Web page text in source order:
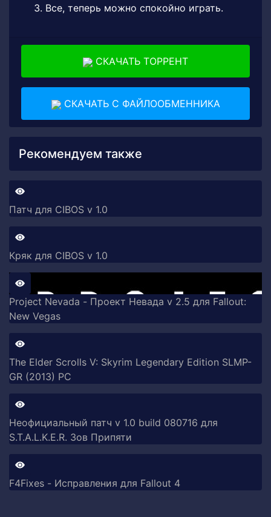
Все, теперь можно спокойно играть.
СКАЧАТЬ ТОРРЕНТ
СКАЧАТЬ С ФАЙЛООБМЕННИКА
Рекомендуем также
Патч для CIBOS v 1.0
Кряк для CIBOS v 1.0
Project Nevada - Проект Невада v 2.5 для Fallout:
New Vegas
The Elder Scrolls V: Skyrim Legendary Edition SLMP-
GR (2013) PC
Неофициальный патч v 1.0 build 080716 для
S.T.A.L.K.E.R. Зов Припяти
F4Fixes - Исправления для Fallout 4